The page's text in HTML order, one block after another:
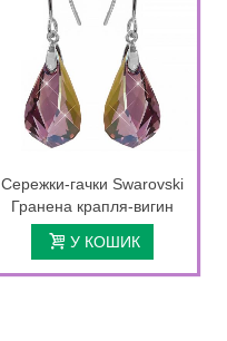
Сережки-гачки Swarovski
Гранена крапля-вигин
У КОШИК